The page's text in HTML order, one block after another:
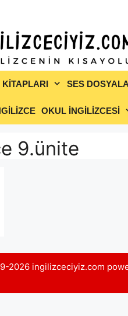
KİTAPLARI SES
OKUL İNGİLİZCESİ
9.ünite
2026 ingilizceciyiz.com